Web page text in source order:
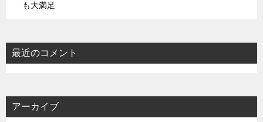
も大満足
最近のコメント
アーカイブ